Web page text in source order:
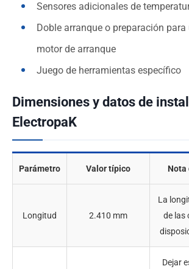
Sensores adicionales de
Doble arranque o preparación
motor de arranque
Juego de herramientas específico
Dimensiones y datos de
ElectropaK
Parámetro Valor típico Nota
Longitud 2.410 mm
La
de las
Dejar